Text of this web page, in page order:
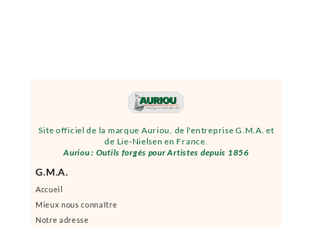
Site officiel de la marque Auriou, de l'entreprise G.M.A. et
de Lie-Nielsen en France.
Auriou : Outils forgés pour Artistes depuis 1856
G.M.A.
Accueil
Mieux nous connaître
Notre adresse